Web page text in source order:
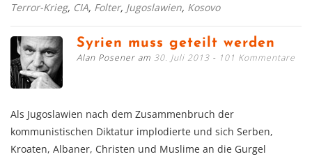
Terror-Krieg, CIA, Folter, Jugoslawien, Kosovo
Syrien muss geteilt werden
Alan Posener am 30. Juli 2013 101 Kommentare
Als Jugoslawien nach dem Zusammenbruch der
kommunistischen Diktatur implodierte und sich Serben,
Kroaten, Albaner, Christen und Muslime an die Gurgel